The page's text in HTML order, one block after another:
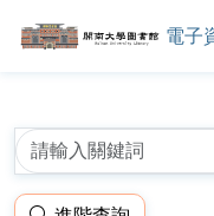
開南大學圖電子